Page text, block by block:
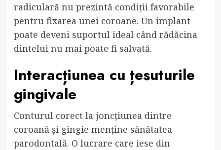
radiculară nu prezintă condiții favorabile
pentru fixarea unei coroane. Un implant
poate deveni suportul ideal când rădăcina
dintelui nu mai poate fi salvată.
Interacțiunea cu țesuturile
gingivale
Conturul corect la joncțiunea dintre
coroană și gingie menține sănătatea
parodontală. O lucrare care iese din